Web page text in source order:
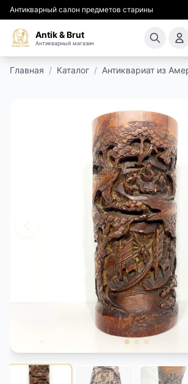
Антикварный салон предметов старины
Antik & Brut
Антикварный магазин
КИНОСЪЕМКА
РЕСТАВРАЦИЯ
КУРСЫ ПО РЕСТАВРАЦИИ
ДОСТАВКА И ОПЛАТА
Главная / Каталог / Антиквариат из